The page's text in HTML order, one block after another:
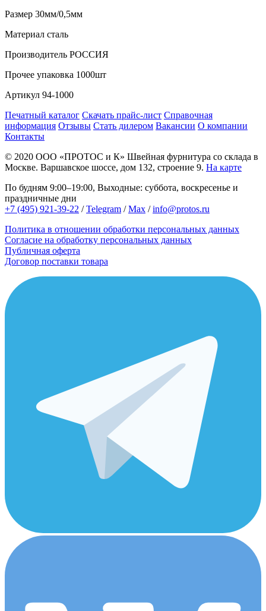
Размер 30мм/0,5мм
Материал сталь
Производитель РОССИЯ
Прочее упаковка 1000шт
Артикул 94-1000
Печатный каталог Скачать прайс-лист Справочная
информация Отзывы Стать дилером Вакансии О компании
Контакты
© 2020 ООО «ПРОТОС и К» Швейная фурнитура со склада в
Москве. Варшавское шоссе, дом 132, строение 9. На карте
По будням 9:00–19:00, Выходные: суббота, воскресенье и
праздничные дни
+7 (495) 921-39-22 /Telegram /Max /info@protos.ru
Политика в отношении обработки персональных данных
Согласие на обработку персональных данных
Публичная оферта
Договор поставки товара